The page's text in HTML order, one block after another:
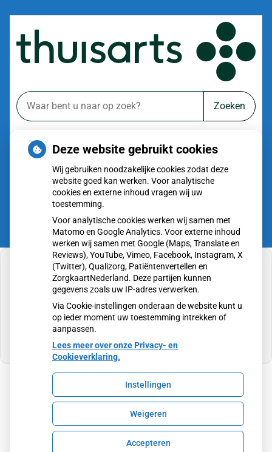
Zoeken
Betrouwbare informatie over ziekte en gezondheid
U heeft geen toestemming gegeven voor
externe inhoud die nodig is om dit te zien.
Cookie-instellingen wijzigen
Uw Zorg Online
Cookie-instellingen
Deze website gebruikt cookies
Wij gebruiken noodzakelijke cookies zodat deze
website goed kan werken. Voor analytische
cookies en externe inhoud vragen wij uw
toestemming.
Voor analytische cookies werken wij samen met
Matomo en Google Analytics. Voor externe inhoud
werken wij samen met Google (Maps, Translate en
Reviews), YouTube, Vimeo, Facebook, Instagram, X
(Twitter), Qualizorg, Patiëntenvertellen en
ZorgkaartNederland. Deze partijen kunnen
gegevens zoals uw IP-adres verwerken.
Via Cookie-instellingen onderaan de website kunt u
op ieder moment uw toestemming intrekken of
aanpassen.
Lees meer over onze Privacy- en
Cookieverklaring.
Instellingen
Weigeren
Accepteren